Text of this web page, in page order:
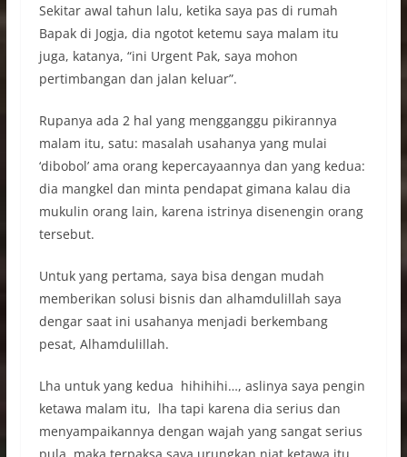
Sekitar awal tahun lalu, ketika saya pas di rumah
Bapak di Jogja, dia ngotot ketemu saya malam itu
juga, katanya, “ini Urgent Pak, saya mohon
pertimbangan dan jalan keluar”.
Rupanya ada 2 hal yang mengganggu pikirannya
malam itu, satu: masalah usahanya yang mulai
‘dibobol’ ama orang kepercayaannya dan yang kedua:
dia mangkel dan minta pendapat gimana kalau dia
mukulin orang lain, karena istrinya disenengin orang
tersebut.
Untuk yang pertama, saya bisa dengan mudah
memberikan solusi bisnis dan alhamdulillah saya
dengar saat ini usahanya menjadi berkembang
pesat, Alhamdulillah.
Lha untuk yang kedua hihihihi…, aslinya saya pengin
ketawa malam itu, lha tapi karena dia serius dan
menyampaikannya dengan wajah yang sangat serius